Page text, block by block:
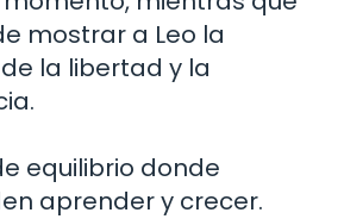
mostrar a Leo la
la libertad y la
equilibrio donde
aprender y crecer.